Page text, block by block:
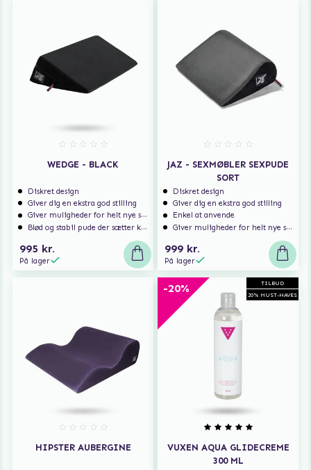
WEDGE - BLACK
Diskret design
Giver dig en ekstra god stilling
Giver muligheder for helt nye spændende stillinger
Blød og stabil pude der sætter komfort først
995 kr.
På lager
JAZ - SEXMØBLER SEXPUDE
SORT
Diskret design
Giver dig en ekstra god stilling
Enkel at anvende
Giver muligheder for helt nye spændende stillinger
999 kr.
På lager
HIPSTER AUBERGINE
TILBUD
20% MUST-HAVES
-20%
VUXEN AQUA GLIDECREME
300 ML